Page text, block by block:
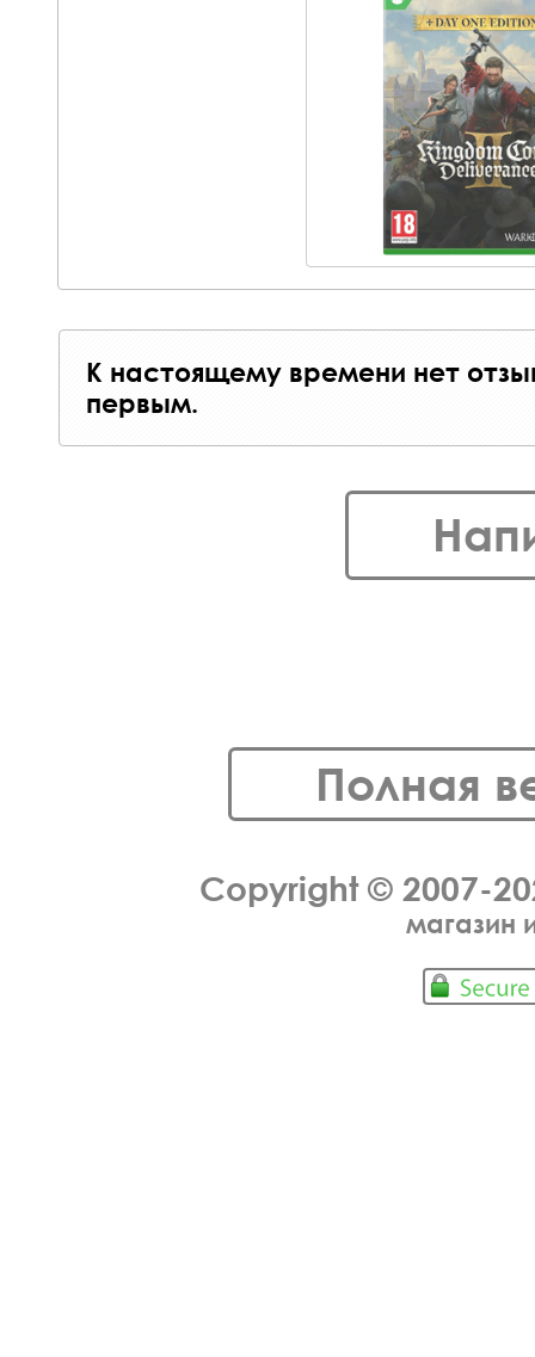
К настоящему времени нет
первым.
Полная
Copyright © 2007-
магазин